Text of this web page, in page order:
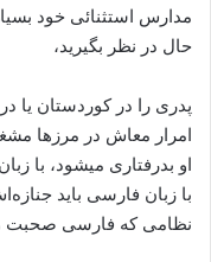
مدارس استثنائی خود
حال در نظر بگیرید،
پدری را در كوردستان یا
امرار معاش در مرزها
او بدرفتاری میشود، با
با زبان فارسی باید
نظامی كه‌ فارسی صحبت